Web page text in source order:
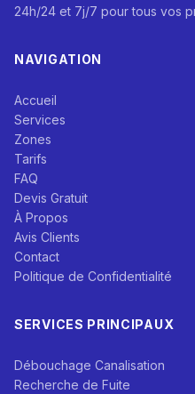
24h/24 et 7j/7 pour tous vos
NAVIGATION
Accueil
Services
Zones
Tarifs
FAQ
Devis Gratuit
À Propos
Avis Clients
Contact
Politique de Confidentialité
SERVICES PRINCIPAUX
Débouchage Canalisation
Recherche de Fuite